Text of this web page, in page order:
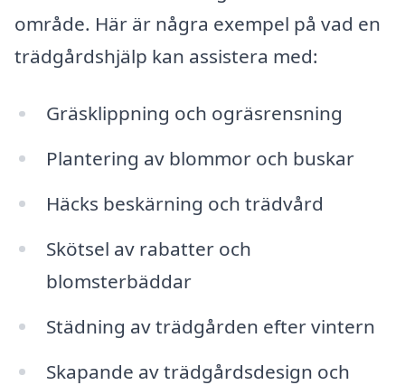
område. Här är några exempel på vad en
trädgårdshjälp kan assistera med:
Gräsklippning och ogräsrensning
Plantering av blommor och buskar
Häcks beskärning och trädvård
Skötsel av rabatter och
blomsterbäddar
Städning av trädgården efter vintern
Skapande av trädgårdsdesign och